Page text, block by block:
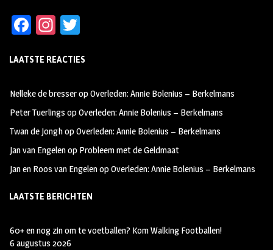
Fa
b
oo
k
In
ag
m
tt
LAATSTE REACTIES
Nelleke de bresseropOverleden: Annie Bolenius – Berkelmans
Peter Tuerlings opOverleden: Annie Bolenius – Berkelmans
Twan de JonghopOverleden: Annie Bolenius – Berkelmans
Jan van Engelenop Probleem met de Geldmaat
Jan en Roos van EngelenopOverleden: Annie Bolenius – Berkelmans
LAATSTE BERICHTEN
60+ en nog zin om te voetballen? Kom Walking Footballen!
6 augustus 2026